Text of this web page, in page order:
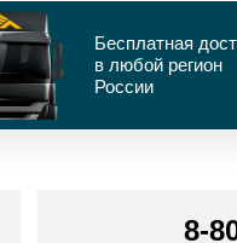
Бесплатная
в любой регион
России
8-